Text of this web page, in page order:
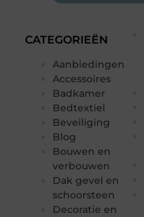
CATEGORIEËN
Aanbiedingen
Accessoires
Badkamer
Bedtextiel
Beveiliging
Blog
Bouwen en
verbouwen
Dak gevel en
schoorsteen
Decoratie en